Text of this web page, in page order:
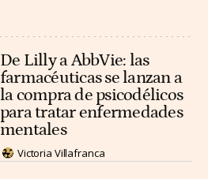
De Lilly a AbbVie: las
farmacéuticas se lanzan a
la compra de psicodélicos
para tratar enfermedades
mentales
Victoria Villafranca